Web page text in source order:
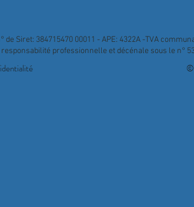
Siret: 384715470 00011 - APE: 4322A -TVA
professionnelle et décénale sous le n°
©